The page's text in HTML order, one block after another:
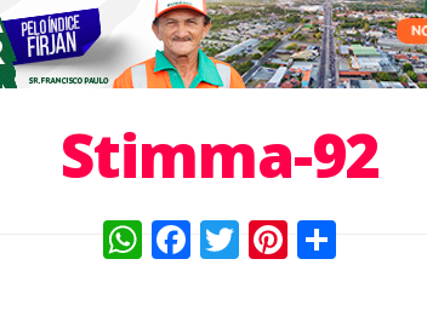
Stimma-92
WhatsApp
Facebook
TwitterPinterest